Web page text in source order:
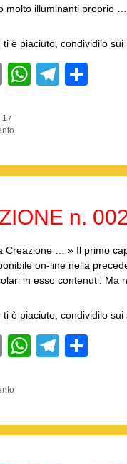
molto illuminanti proprio …
è piaciuto, condividilo sui
E
ail
W
A
p
T
a
vi
17
n.
… » Il primo
on-line nella
in esso contenuti. Ma
è piaciuto, condividilo sui
E
ail
W
A
T
a
vi